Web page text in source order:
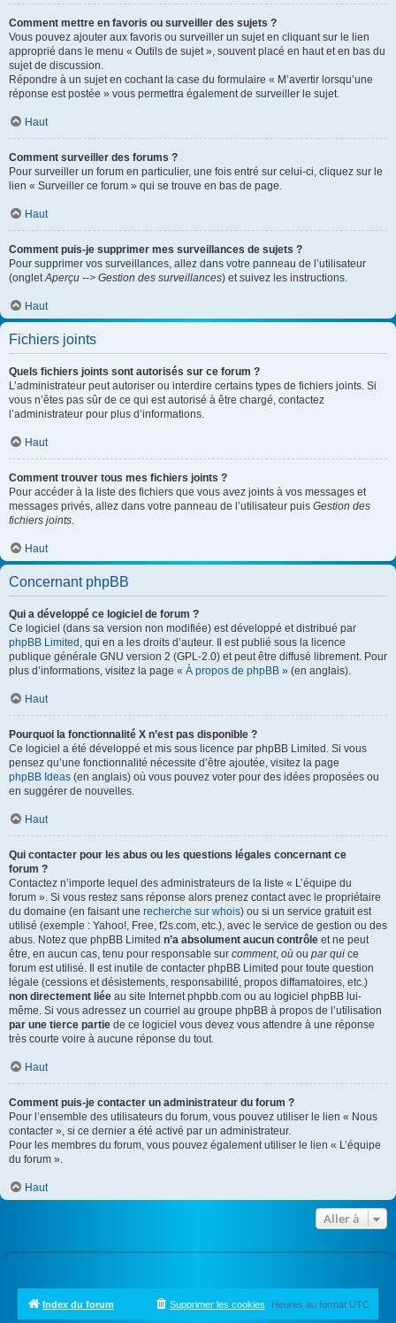
Comment mettre en favoris ou surveiller des sujets ?
Vous pouvez ajouter aux favoris ou surveiller un sujet en cliquant sur le lien
approprié dans le menu « Outils de sujet », souvent placé en haut et en bas du
sujet de discussion.
Répondre à un sujet en cochant la case du formulaire « M’avertir lorsqu’une
réponse est postée » vous permettra également de surveiller le sujet.
Haut
Comment surveiller des forums ?
Pour surveiller un forum en particulier, une fois entré sur celui-ci, cliquez sur le
lien « Surveiller ce forum » qui se trouve en bas de page.
Haut
Comment puis-je supprimer mes surveillances de sujets ?
Pour supprimer vos surveillances, allez dans votre panneau de l’utilisateur
(ongletAperçu --> Gestion des surveillances) et suivez les instructions.
Haut
Fichiers joints
Quels fichiers joints sont autorisés sur ce forum ?
L’administrateur peut autoriser ou interdire certains types de fichiers joints. Si
vous n’êtes pas sûr de ce qui est autorisé à être chargé, contactez
l’administrateur pour plus d’informations.
Haut
Comment trouver tous mes fichiers joints ?
Pour accéder à la liste des fichiers que vous avez joints à vos messages et
messages privés, allez dans votre panneau de l’utilisateur puis Gestion des
fichiers joints.
Haut
Concernant phpBB
Qui a développé ce logiciel de forum ?
Ce logiciel (dans sa version non modifiée) est développé et distribué par
phpBB Limited , qui en a les droits d’auteur. Il est publié sous la licence
publique générale GNU version 2 (GPL-2.0) et peut être diffusé librement. Pour
plus d’informations, visitez la page « À propos de phpBB » (en anglais).
Haut
Pourquoi la fonctionnalité X n’est pas disponible ?
Ce logiciel a été développé et mis sous licence par phpBB Limited. Si vous
pensez qu’une fonctionnalité nécessite d’être ajoutée, visitez la page
phpBB Ideas (en anglais) où vous pouvez voter pour des idées proposées ou
en suggérer de nouvelles.
Haut
Qui contacter pour les abus ou les questions légales concernant ce
forum ?
Contactez n’importe lequel des administrateurs de la liste « L’équipe du
forum ». Si vous restez sans réponse alors prenez contact avec le propriétaire
du domaine (en faisant une recherche sur whois) ou si un service gratuit est
utilisé (exemple : Yahoo!, Free, f2s.com, etc.), avec le service de gestion ou des
abus. Notez que phpBB Limited n’a absolument aucun contrôle et ne peut
être, en aucun cas, tenu pour responsable sur comment, où ou par qui ce
forum est utilisé. Il est inutile de contacter phpBB Limited pour toute question
légale (cessions et désistements, responsabilité, propos diffamatoires, etc.)
non directement liée au site Internet phpbb.com ou au logiciel phpBB lui-
même. Si vous adressez un courriel au groupe phpBB à propos de l’utilisation
par une tierce partie de ce logiciel vous devez vous attendre à une réponse
très courte voire à aucune réponse du tout.
Haut
Comment puis-je contacter un administrateur du forum ?
Pour l’ensemble des utilisateurs du forum, vous pouvez utiliser le lien « Nous
contacter », si ce dernier a été activé par un administrateur.
Pour les membres du forum, vous pouvez également utiliser le lien « L’équipe
du forum ».
Haut
Aller à
Index du forum Heures au format UTC
Supprimer les cookies